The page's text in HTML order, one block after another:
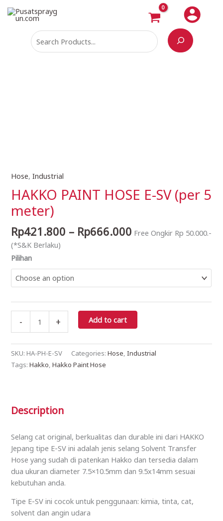
Skip
Hose,Industrial
HAKKO PAINT HOSE E-SV (per 5
meter)
Rp421.800 – Rp666.000
range:
Rp421.800
Free Ongkir Rp 50.000.-
(*S&K Berlaku)
Pilihan
-
HAKKO
PAINT
HOSE
E-
(per
5
meter)
quantity
+ Add to cart
SKU:HA-PH-E-SV Categories:Hose ,Industrial
Tags:Hakko ,Hakko Paint Hose
Description
Selang cat original, berkualitas dan durable ini dari HAKKO
Jepang tipe E-SV ini adalah jenis selang Solvent Transfer
Hose yang sudah di patenkan Hakko dan tersedia dalam
dua ukuran diameter 7.5×10.5mm dan 9.5x14mm sesuai
kebutuhan anda.
Tipe E-SV ini cocok untuk penggunaan: kimia, tinta, cat,
solvent dan angin udara